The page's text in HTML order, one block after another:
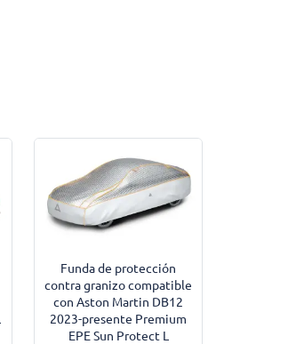
Funda de protección
contra granizo compatible
con Aston Martin DB12
2023-presente Premium
EPE Sun Protect L